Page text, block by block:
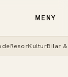
MENY
ResorKulturBilar